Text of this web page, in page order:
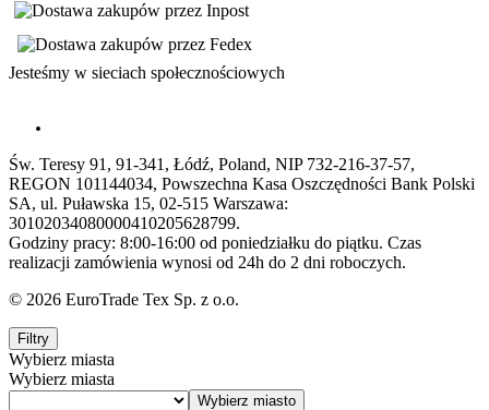
Jesteśmy w sieciach społecznościowych
Św. Teresy 91, 91-341, Łódź, Poland, NIP 732-216-37-57,
REGON 101144034, Powszechna Kasa Oszczędności Bank Polski
SA, ul. Puławska 15, 02-515 Warszawa:
30102034080000410205628799.
Godziny pracy: 8:00-16:00 od poniedziałku do piątku. Czas
realizacji zamówienia wynosi od 24h do 2 dni roboczych.
© 2026 EuroTrade Tex Sp. z o.o.
Filtry
Wybierz miasta
Wybierz miasta